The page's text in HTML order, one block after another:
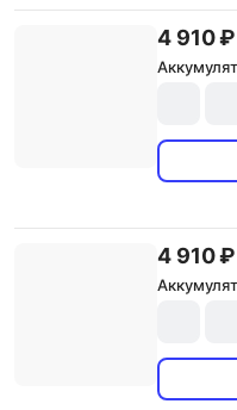
4 910 ₽
4 910 ₽